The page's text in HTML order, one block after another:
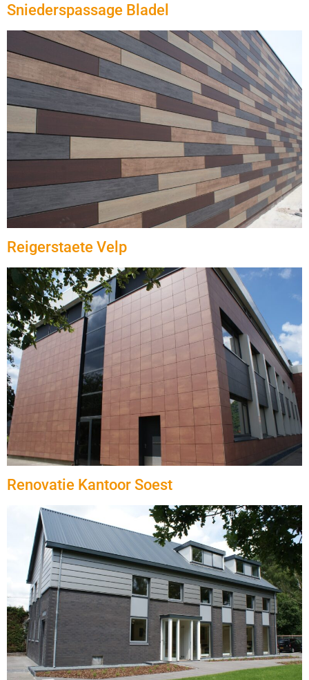
Sniederspassage Bladel
Reigerstaete Velp
Renovatie Kantoor Soest